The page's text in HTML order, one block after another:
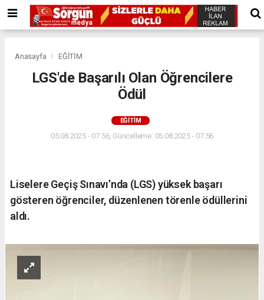
Anasayfa EĞİTİM
LGS'de Başarılı Olan Öğrencilere
Ödül
EĞİTİM
05.08.2025 - 07:56, Güncelleme: 05.08.2025 - 07:56
Liselere Geçiş Sınavı’nda (LGS) yüksek başarı
gösteren öğrenciler, düzenlenen törenle ödüllerini
aldı.